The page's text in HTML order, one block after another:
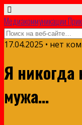
Медиакоммуникации
17.04.2025 • нет
Я никогда
мужа…